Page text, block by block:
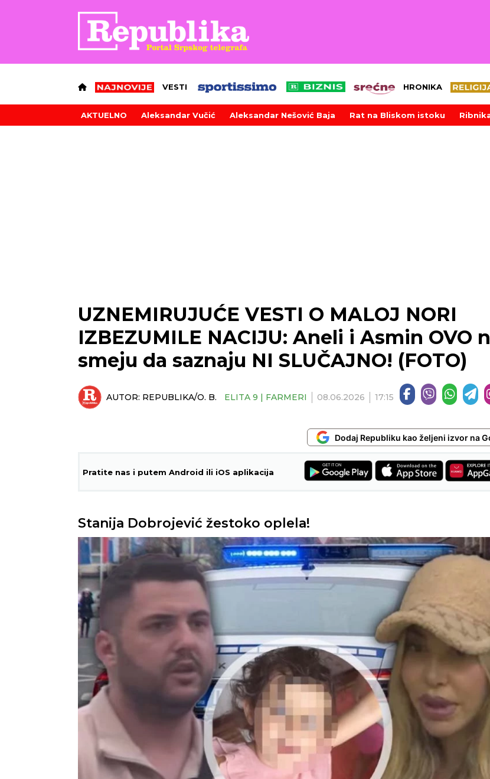
VESTI HRONIKA
AKTUELNO Aleksandar Vučić Aleksandar Nešović Baja Rat na Bliskom istoku
UZNEMIRUJUĆE VESTI O MALOJ NORI
IZBEZUMILE NACIJU: Aneli i Asmin OVO
smeju da saznaju NI SLUČAJNO! (FOTO)
AUTOR: REPUBLIKA/O. B. ELITA 9 | FARMERI 08.06.2026 17:15
Dodaj Republiku kao željeni izvor na
Pratite nas i putem Android ili iOS aplikacija
Stanija Dobrojević žestoko oplela!